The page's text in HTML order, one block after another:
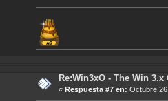
Re:Win3xO - The Win
« Respuesta #7 en: Octubre